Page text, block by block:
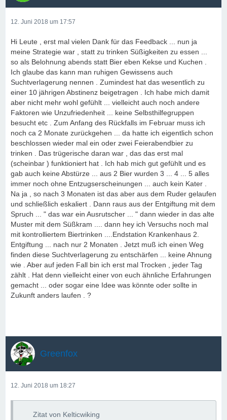
12. Juni 2018 um 17:57
Hi Leute , erst mal vielen Dank für das Feedback ... nun ja
meine Strategie war , statt zu trinken Süßigkeiten zu essen ...
so als Belohnung abends statt Bier eben Kekse und Kuchen .
Ich glaube das kann man ruhigen Gewissens auch
Suchtverlagerung nennen . Zumindest hat das wesentlich zu
einer 10 jährigen Abstinenz beigetragen . Ich habe mich damit
aber nicht mehr wohl gefühlt ... vielleicht auch noch andere
Faktoren wie Unzufriedenheit ... keine Selbsthilfegruppen
besucht etc . Zum Anfang des Rückfalls im Februar muss ich
noch ca 2 Monate zurückgehen ... da hatte ich eigentlich schon
beschlossen wieder mal ein oder zwei Feierabendbier zu
trinken . Das trügerische daran war , das das erst mal
(scheinbar ) funktioniert hat . Ich hab mich gut gefühlt und es
gab auch keine Abstürze ... aus 2 Bier wurden 3 ... 4 ... 5 alles
immer noch ohne Entzugserscheinungen ... auch kein Kater .
Na ja , so nach 3 Monaten ist das aber aus dem Ruder gelaufen
und schließlich eskaliert . Dann raus aus der Entgiftung mit dem
Spruch ... " das war ein Ausrutscher ... " dann wieder in das alte
Muster mit dem Süßkram .... dann hey ich Versuchs noch mal
mit kontrolliertem Biertrinken ....Endstation Krankenhaus 2.
Entgiftung ... nach nur 2 Monaten . Jetzt muß ich einen Weg
finden diese Suchtverlagerung zu entschärfen ... keine Ahnung
wie . Aber auf jeden Fall bin ich erst mal Trocken , jeder Tag
zählt . Hat denn vielleicht einer von euch ähnliche Erfahrungen
gemacht ... oder sogar eine Idee was könnte oder sollte in
Zukunft anders laufen . ?
Greenfox
12. Juni 2018 um 18:27
Zitat von Kelticwiking